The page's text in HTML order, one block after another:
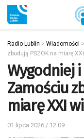
Radio Lublin > Wiadomości >
zbudują PSZOK na miarę
Wygodniej
Zamościu
miarę XXI
01 lipca 2026 / 12:09